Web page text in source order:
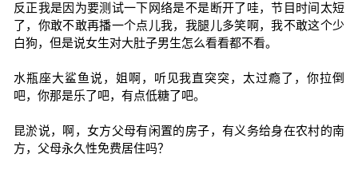
反正我是因为要测试一下网络是不是断开了哇，节目时间太短
了，你敢不敢再播一个点儿我，我腿儿多笑啊，我不敢这个少
白狗，但是说女生对大肚子男生怎么看看都不看。
水瓶座大鲨鱼说，姐啊，听见我直突突，太过瘾了，你拉倒
吧，你那是乐了吧，有点低糖了吧。
昆淤说，啊，女方父母有闲置的房子，有义务给身在农村的南
方，父母永久性免费居住吗？